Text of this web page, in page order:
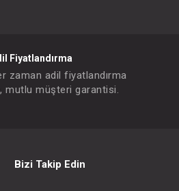
Fiyatlandırma
zaman adil fiyatlandırma
mutlu müşteri garantisi.
Bizi Takip Edin